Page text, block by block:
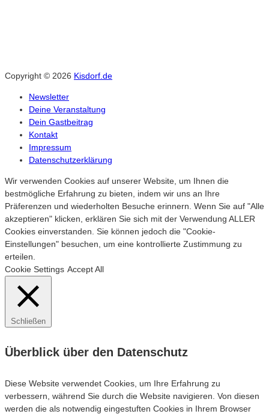
Copyright © 2026 Kisdorf.de
Newsletter
Deine Veranstaltung
Dein Gastbeitrag
Kontakt
Impressum
Datenschutzerklärung
Wir verwenden Cookies auf unserer Website, um Ihnen die
bestmögliche Erfahrung zu bieten, indem wir uns an Ihre
Präferenzen und wiederholten Besuche erinnern. Wenn Sie auf "Alle
akzeptieren" klicken, erklären Sie sich mit der Verwendung ALLER
Cookies einverstanden. Sie können jedoch die "Cookie-
Einstellungen" besuchen, um eine kontrollierte Zustimmung zu
erteilen.
Cookie Settings Accept All
Schließen
Überblick über den Datenschutz
Diese Website verwendet Cookies, um Ihre Erfahrung zu
verbessern, während Sie durch die Website navigieren. Von diesen
werden die als notwendig eingestuften Cookies in Ihrem Browser